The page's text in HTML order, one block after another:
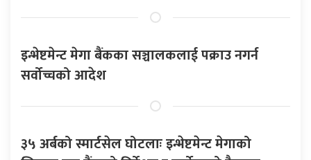
इन्भेष्टमेन्ट मेगा बैंकका सञ्चालकलाई पक्राउ नगर्न
सर्वोच्चको आदेश
३५ अर्बको स्मार्टसेल घोटलाः इन्भेष्टमेन्ट मेगाको